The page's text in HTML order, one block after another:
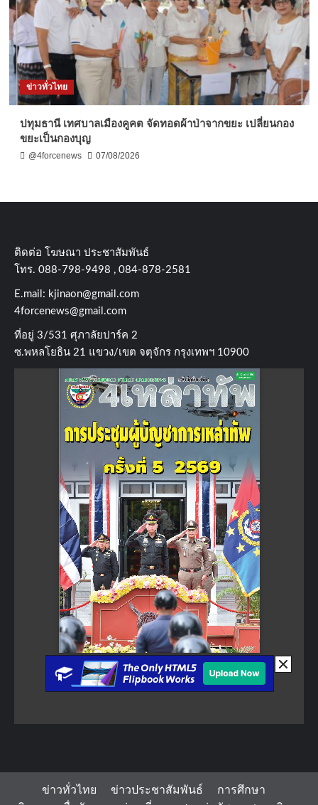
ข่าวทั่วไทย
ปทุมธานี เทศบาลเมืองคูคต จัดทอดผ้าป่าจากขยะ เปลี่ยนกอง
ขยะเป็นกองบุญ
@4forcenews 07/08/2026
ติดต่อ​ โฆษณา​ ประชาสัมพันธ์
โทร​. 088-798-9498 , 084-878-2581
E.mail: kjinaon@gmail.com
4forcenews@gmail.com
ที่อยู่​ 3/531​ ศุภาลัยปาร์ค​ 2
ซ.พหลโยธิน​ 21​ แขวง/เขต​ จตุจักร​ กรุงเทพฯ 10900
ข่าวทั่วไทย ข่าวประชาสัมพันธ์
การศึกษา